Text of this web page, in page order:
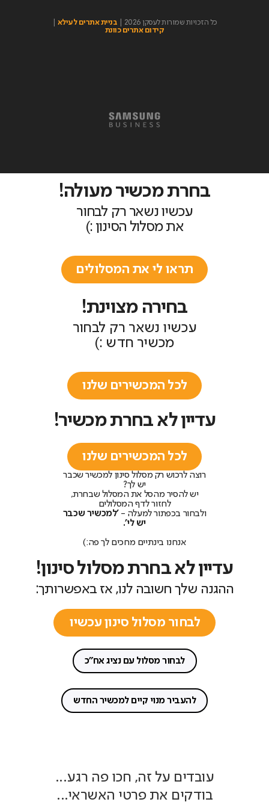
כל הזכויות שמורות לעסקן 2026 | בניית אתרים לעילא
קידום אתרים כוונת
בחרת מכשיר מעולה!
עכשיו נשאר רק לבחור
את מסלול הסינון :)
תראו לי את המסלולים
בחירה מצוינת!
עכשיו נשאר רק לבחור
מכשיר חדש :)
לכל המכשירים שלנו
עדיין לא בחרת מכשיר!
לכל המכשירים שלנו
רוצה לרכוש רק מסלול סינון למכשיר שכבר
יש לך?
יש להסיר מהסל את המסלול שבחרת,
לחזור לדף המסלולים
ולבחור בכפתור למעלה - 'למכשיר שכבר
יש לי'.
אנחנו בינתיים מחכים לך פה:)
עדיין לא בחרת מסלול סינון!
ההגנה שלך חשובה לנו, אז באפשרותך:
לבחור מסלול סינון עכשיו
לבחור מסלול עם נציג אח"כ
להעביר מנוי קיים למכשיר החדש
עובדים על זה, חכו פה רגע...
בודקים את פרטי האשראי...